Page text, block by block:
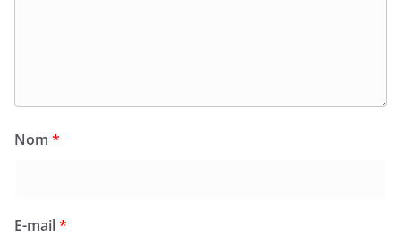
Nom *
E-mail*